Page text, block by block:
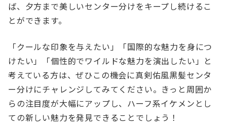
ば、夕方まで美しいセンター分けをキープし続けるこ
とができます。
「クールな印象を与えたい」「国際的な魅力を身につ
けたい」「個性的でワイルドな魅力を演出したい」と
考えている方は、ぜひこの機会に真剣佑風黒髪センタ
ー分けにチャレンジしてみてください。きっと周囲か
らの注目度が大幅にアップし、ハーフ系イケメンとし
ての新しい魅力を発見できることでしょう！